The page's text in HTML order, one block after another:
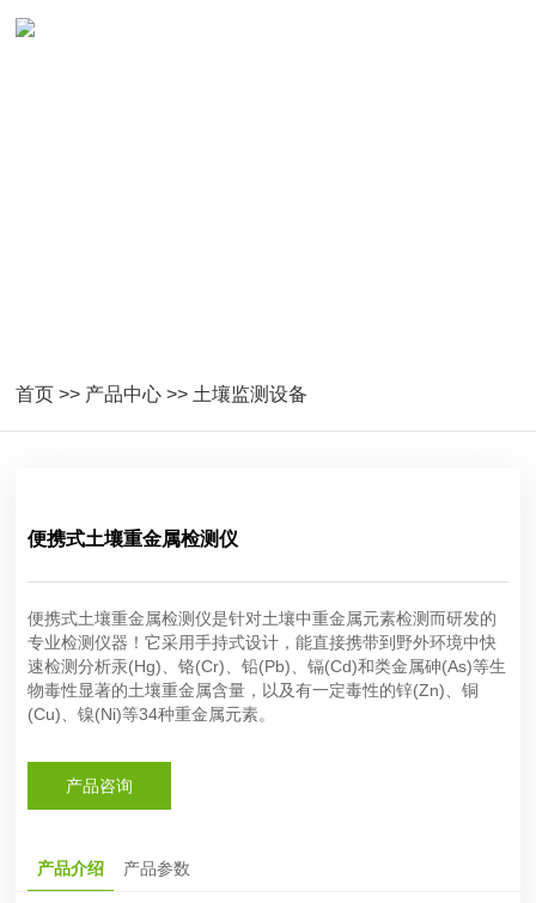
首页 >> 产品中心 >> 土壤监测设备
便携式土壤重金属检测仪
便携式土壤重金属检测仪是针对土壤中重金属元素检测而研发的
专业检测仪器！它采用手持式设计，能直接携带到野外环境中快
速检测分析汞(Hg)、铬(Cr)、铅(Pb)、镉(Cd)和类金属砷(As)等生
物毒性显著的土壤重金属含量，以及有一定毒性的锌(Zn)、铜
(Cu)、镍(Ni)等34种重金属元素。
产品咨询
产品介绍 产品参数